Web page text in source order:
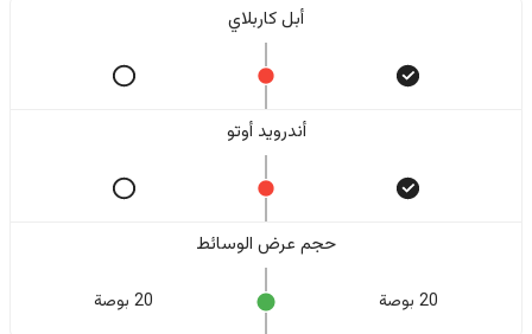
أبل كاربلاي
أندرويد أوتو
حجم عرض الوسائط
20 بوصة 20 بوصة